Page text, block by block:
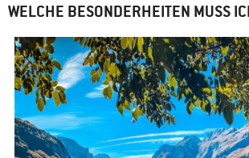
WELCHE BESONDERHEITEN MUSS